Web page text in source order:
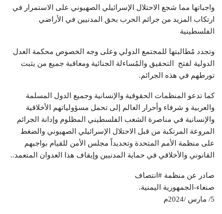
واجباتها مما شجع الاحتلال الإسرائيلي الصهيوني على الاستمرار في
ارتكاب المزيد من جرائم الحرب بحق المدنيين في الأراضي
الفلسطينية
وتجدد مُطالبتها للمجتمع الدولي وعلى وجه الخصوص محكمة العدل
الدولية لفتح التحقيق والمُساءلة الجنائية ومعاقبة جميع من يثبت
تورطهم في هذه الجرائم.
كما تدعو المنظمات الحقوقية والإنسانية وجميع الدول المسلمة
والعربية و شرفاء وأحرار العالم إلى تحمل مسؤولياتهم الأخلاقية
والإنسانية في مناصرة الشعب الفلسطيني المظلوم وإدانة الجرائم
المروعة المرتكبة من قبل الاحتلال الإسرائيلي الصهيوني والضغط
على منظمة الأمم المتحدة وتحديداً مجلس الأمن للقيام بواجبهم
القانوني والأخلاقي في حماية المدنيين وإيقاف هذا العدوان المتعمد..
صادر عن منظمة #انتصاف
صنعاء-الجمهورية اليمنية.
5/ مارس /2024م